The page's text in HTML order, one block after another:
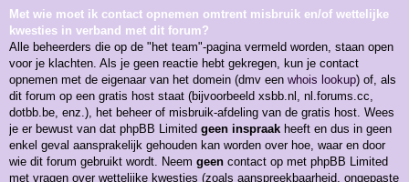
Met wie moet ik contact opnemen omtrent misbruik en/of wettelijke
kwesties in verband met dit forum?
Alle beheerders die op de "het team"-pagina vermeld worden, staan open
voor je klachten. Als je geen reactie hebt gekregen, kun je contact
opnemen met de eigenaar van het domein (dmv een whois lookup) of, als
dit forum op een gratis host staat (bijvoorbeeld xsbb.nl, nl.forums.cc,
dotbb.be, enz.), het beheer of misbruik-afdeling van de gratis host. Wees
je er bewust van dat phpBB Limited geen inspraak heeft en dus in geen
enkel geval aansprakelijk gehouden kan worden over hoe, waar en door
wie dit forum gebruikt wordt. Neem geen contact op met phpBB Limited
met vragen over wettelijke kwesties (zoals aanspreekbaarheid, ongepaste